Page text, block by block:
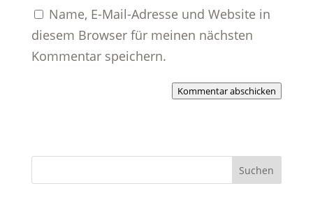
Name, E-Mail-Adresse und Website in
diesem Browser für meinen nächsten
Kommentar speichern.
Kommentar abschicken